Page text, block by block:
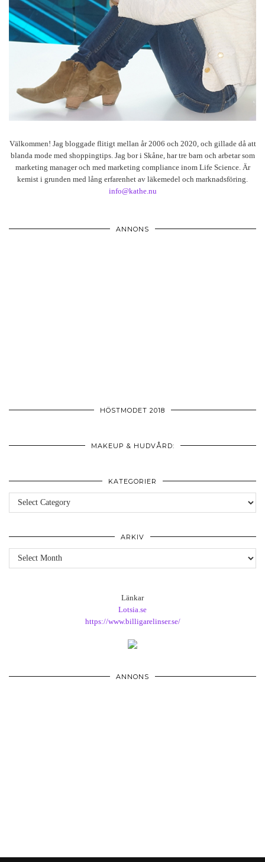
Välkommen! Jag bloggade flitigt mellan år 2006 och 2020, och gillade då att
blanda mode med shoppingtips. Jag bor i Skåne, har tre barn och arbetar som
marketing manager och med marketing compliance inom Life Science. Är
kemist i grunden med lång erfarenhet av läkemedel och marknadsföring.
info@kathe.nu
ANNONS
HÖSTMODET 2018
MAKEUP & HUDVÅRD:
KATEGORIER
Kategorier
ARKIV
Arkiv
Länkar
Lotsia.se
https://www.billigarelinser.se/
ANNONS